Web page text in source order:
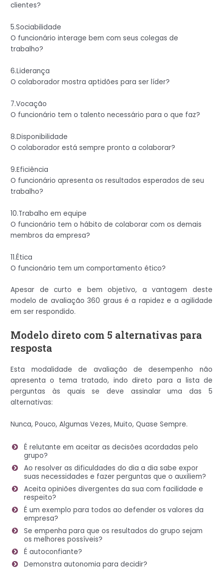
clientes?
5.Sociabilidade
O funcionário interage bem com seus colegas de
trabalho?
6.Liderança
O colaborador mostra aptidões para ser líder?
7.Vocação
O funcionário tem o talento necessário para o que faz?
8.Disponibilidade
O colaborador está sempre pronto a colaborar?
9.Eficiência
O funcionário apresenta os resultados esperados de seu
trabalho?
10.Trabalho em equipe
O funcionário tem o hábito de colaborar com os demais
membros da empresa?
11.Ética
O funcionário tem um comportamento ético?
Apesar de curto e bem objetivo, a vantagem deste
modelo de avaliação 360 graus é a rapidez e a agilidade
em ser respondido.
Modelo direto com 5 alternativas para
resposta
Esta modalidade de avaliação de desempenho não
apresenta o tema tratado, indo direto para a lista de
perguntas às quais se deve assinalar uma das 5
alternativas:
Nunca, Pouco, Algumas Vezes, Muito, Quase Sempre.
É relutante em aceitar as decisões acordadas pelo
grupo?
Ao resolver as dificuldades do dia a dia sabe expor
suas necessidades e fazer perguntas que o auxiliem?
Aceita opiniões divergentes da sua com facilidade e
respeito?
É um exemplo para todos ao defender os valores da
empresa?
Se empenha para que os resultados do grupo sejam
os melhores possíveis?
É autoconfiante?
Demonstra autonomia para decidir?